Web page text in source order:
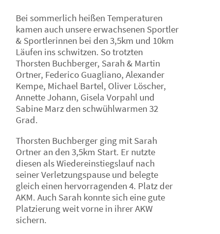
Bei sommerlich heißen Temperaturen
kamen auch unsere erwachsenen Sportler
& Sportlerinnen bei den 3,5km und 10km
Läufen ins schwitzen. So trotzten
Thorsten Buchberger, Sarah & Martin
Ortner, Federico Guagliano, Alexander
Kempe, Michael Bartel, Oliver Löscher,
Annette Johann, Gisela Vorpahl und
Sabine Marz den schwühlwarmen 32
Grad.
Thorsten Buchberger ging mit Sarah
Ortner an den 3,5km Start. Er nutzte
diesen als Wiedereinstiegslauf nach
seiner Verletzungspause und belegte
gleich einen hervorragenden 4. Platz der
AKM. Auch Sarah konnte sich eine gute
Platzierung weit vorne in ihrer AKW
sichern.